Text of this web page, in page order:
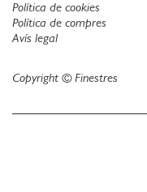
Política de cookies
Avís legal
Política de compres
Copyright © Finestres